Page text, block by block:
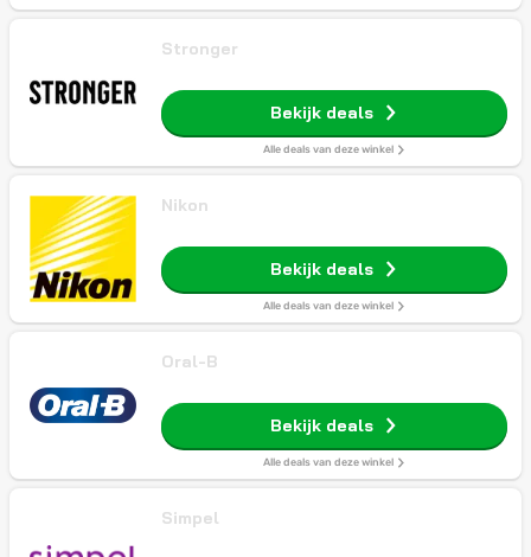
Stronger
Bekijk deals
Alle deals van deze winkel
Nikon
Bekijk deals
Alle deals van deze winkel
Oral-B
Bekijk deals
Alle deals van deze winkel
Simpel